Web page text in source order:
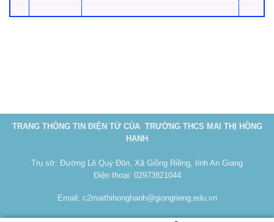
TRANG THÔNG TIN ĐIỆN TỬ CỦA TRƯỜNG THCS MAI THỊ HỒNG
HẠNH
Trụ sở: Đường Lê Quý Đôn, Xã Giồng Riềng, tỉnh An Giang
Điện thoại: 02973821044
Email: c2maithihonghanh@giongrieng.edu.vn